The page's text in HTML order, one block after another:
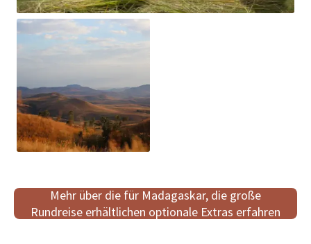
Mehr über die für Madagaskar, die große
Rundreise erhältlichen optionale Extras erfahren